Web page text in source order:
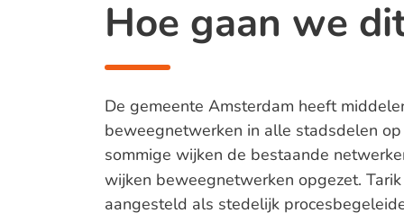
Hoe gaan we
De gemeente Amsterdam heeft
beweegnetwerken in alle stadsdelen
sommige wijken de bestaande
wijken beweegnetwerken opgezet. Tarik
aangesteld als stedelijk